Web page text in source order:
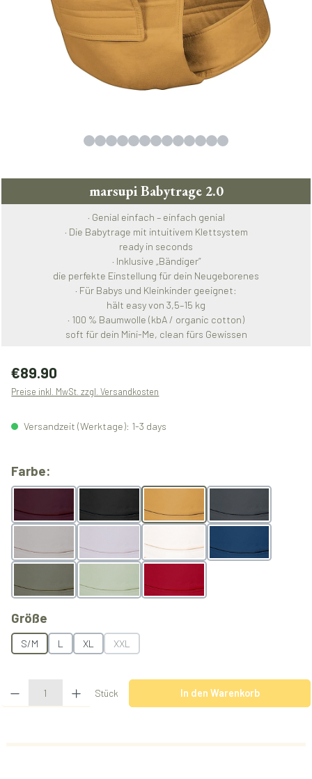
marsupi Babytrage 2.0
· Genial einfach – einfach genial
· Die Babytrage mit intuitivem Klettsystem
ready in seconds
· Inklusive „Bändiger“
die perfekte Einstellung für dein Neugeborenes
· Für Babys und Kleinkinder geeignet:
hält easy von 3,5–15 kg
· 100 % Baumwolle (kbA / organic cotton)
soft für dein Mini-Me, clean fürs Gewissen
Regulärer Preis:
€89.90
Preise inkl. MwSt. zzgl. Versandkosten
Versandzeit (Werktage): 1-3 days
Farbe:
Berry Black Butterscotch Grey
Light Grey Natur Ocean
Olive Pistachio Rubyred
Größe
S/M L XL XXL
(Diese Option ist zurzeit nicht verfügbar.)
Produkt Anzahl: Gib den gewünschten Wert ein oder benutze die
Stück In den Warenkorb